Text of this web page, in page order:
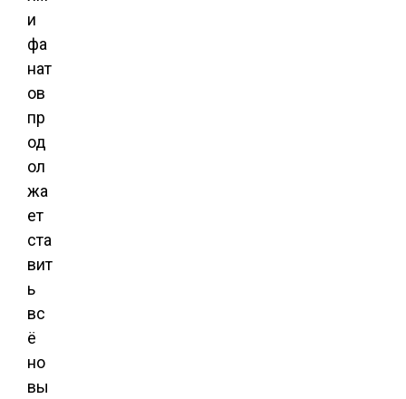
и
фа
нат
ов
пр
од
ол
жа
ет
ста
вит
ь
вс
ё
но
вы